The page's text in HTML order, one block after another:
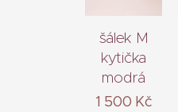
šálek M
kytička
modrá
1 500 Kč